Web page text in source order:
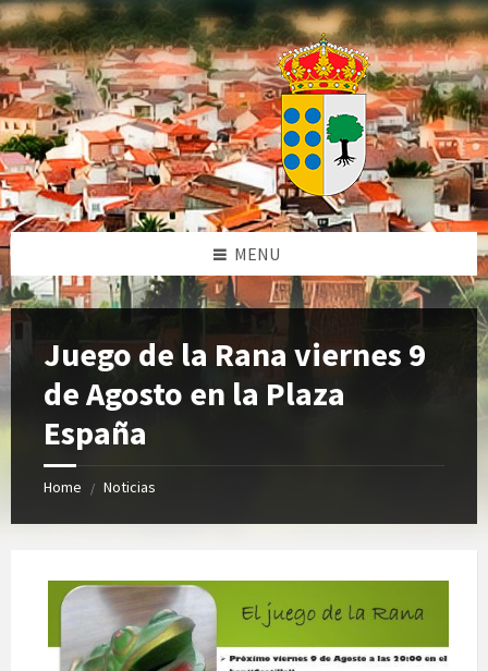
Skip
to
content
Skip
to
left
sidebar
Skip
to
right
sidebar
Skip
to
footer
MENU
Juego de la Rana viernes 9
de Agosto en la Plaza
España
Home / Noticias